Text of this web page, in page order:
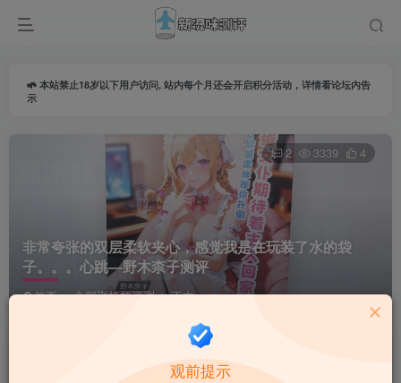
本站禁止18岁以下用户访问, 站内每个月还会开启积分活动，详情看论坛内告
示
非常夸张的双层柔软夹心，感觉我是在玩装了水的袋
子。。。心跳—野木柰子测评
首页 全部飞机杯评测 正文
2 3339 4
观前提示